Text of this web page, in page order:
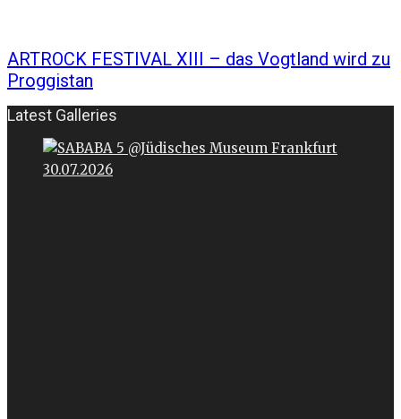
ARTROCK FESTIVAL XIII – das Vogtland wird zu
Proggistan
Latest Galleries